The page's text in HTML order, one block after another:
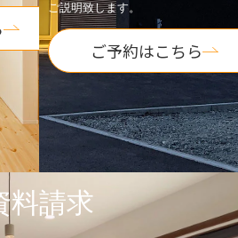
ご説明致します。
ご予約はこちら
料請求